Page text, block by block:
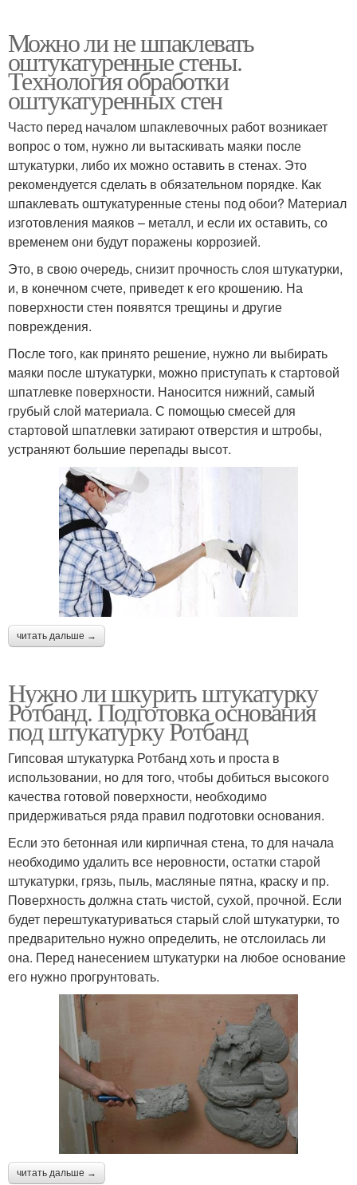
Можно ли не шпаклевать
оштукатуренные стены.
Технология обработки
оштукатуренных стен
Часто перед началом шпаклевочных работ возникает
вопрос о том, нужно ли вытаскивать маяки после
штукатурки, либо их можно оставить в стенах. Это
рекомендуется сделать в обязательном порядке. Как
шпаклевать оштукатуренные стены под обои? Материал
изготовления маяков – металл, и если их оставить, со
временем они будут поражены коррозией.
Это, в свою очередь, снизит прочность слоя штукатурки,
и, в конечном счете, приведет к его крошению. На
поверхности стен появятся трещины и другие
повреждения.
После того, как принято решение, нужно ли выбирать
маяки после штукатурки, можно приступать к стартовой
шпатлевке поверхности. Наносится нижний, самый
грубый слой материала. С помощью смесей для
стартовой шпатлевки затирают отверстия и штробы,
устраняют большие перепады высот.
читать дальше →
Нужно ли шкурить штукатурку
Ротбанд. Подготовка основания
под штукатурку Ротбанд
Гипсовая штукатурка Ротбанд хоть и проста в
использовании, но для того, чтобы добиться высокого
качества готовой поверхности, необходимо
придерживаться ряда правил подготовки основания.
Если это бетонная или кирпичная стена, то для начала
необходимо удалить все неровности, остатки старой
штукатурки, грязь, пыль, масляные пятна, краску и пр.
Поверхность должна стать чистой, сухой, прочной. Если
будет перештукатуриваться старый слой штукатурки, то
предварительно нужно определить, не отслоилась ли
она. Перед нанесением штукатурки на любое основание
его нужно прогрунтовать.
читать дальше →